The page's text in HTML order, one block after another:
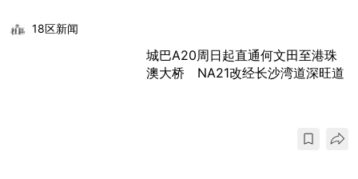
18区新闻
城巴A20周日起直通何文田至港珠
澳大桥 NA21改经长沙湾道深旺道